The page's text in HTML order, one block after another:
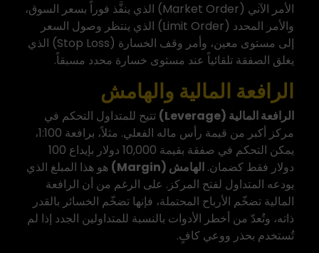
الأمر الآني (Market Order) الذي ينفَّذ فوراً بسعر السوق،
والأمر المحدد (Limit Order) الذي ينتظر وصول السعر
إلى مستوى معين، وأمر وقف الخسارة (Stop Loss) الذي
يغلق الصفقة تلقائياً عند مستوى خسارة محدد مسبقاً.
الرافعة المالية والهامش
الرافعة المالية (Leverage)
تتيح للمتداول التحكم في
مركز أكبر من قيمة رأس ماله الفعلي. مثلاً، برافعة 1:100،
يمكن التحكم في صفقة بقيمة 10,000 دولار بإيداع 100
دولار فقط كضمان. الهامش (Margin)
هو هذا المبلغ الذي
يودعه المتداول لفتح المركز. على الرغم من أن الرافعة
المالية تضخّم الأرباح المحتملة، فإنها تضخّم الخسائر بالقدر
ذاته، وتُعدّ من أخطر الأدوات بالنسبة للمتداولين الجدد إذا لم
تُستخدم بحذر ووعي كافٍ.